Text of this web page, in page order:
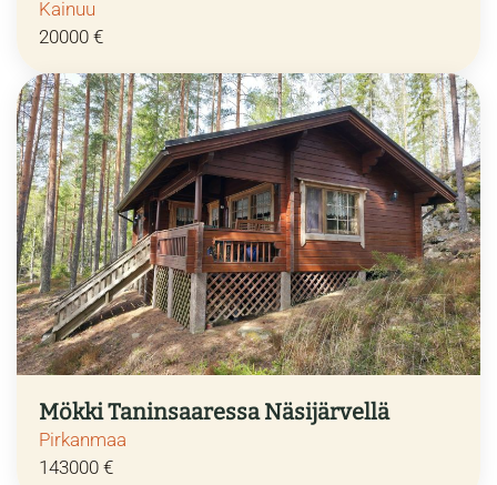
Kainuu
20000 €
Mökki Taninsaaressa Näsijärvellä
Pirkanmaa
143000 €